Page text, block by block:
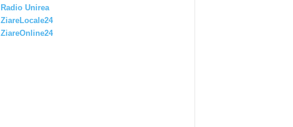
Radio Unirea
ZiareLocale24
ZiareOnline24